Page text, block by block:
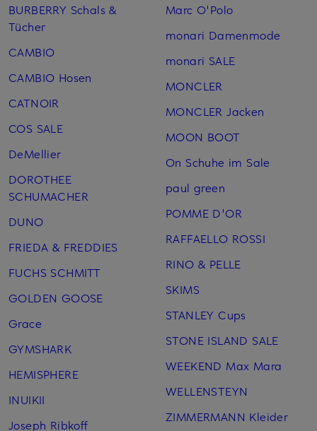
BURBERRY Schals &
Tücher
CAMBIO
CAMBIO Hosen
CATNOIR
COS SALE
DeMellier
DOROTHEE
SCHUMACHER
DUNO
FRIEDA & FREDDIES
FUCHS SCHMITT
GOLDEN GOOSE
Grace
GYMSHARK
HEMISPHERE
INUIKII
Joseph Ribkoff
Marc O'Polo
monari Damenmode
monari SALE
MONCLER
MONCLER Jacken
MOON BOOT
On Schuhe im Sale
paul green
POMME D'OR
RAFFAELLO ROSSI
RINO & PELLE
SKIMS
STANLEY Cups
STONE ISLAND SALE
WEEKEND Max Mara
WELLENSTEYN
ZIMMERMANN Kleider